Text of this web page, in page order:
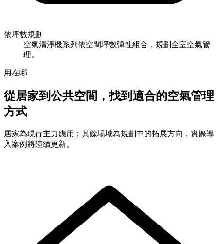
依坪數規劃
空氣清淨機系列依空間坪數彈性組合，規劃全室空氣管
理。
用在哪
從居家到公共空間，找到適合的空氣管理
方式
居家為現行主力應用；其餘場域為規劃中的拓展方向，實際導
入案例將陸續更新。